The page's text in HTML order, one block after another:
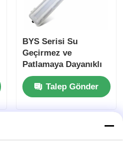
BYS Serisi Su
Geçirmez ve
Patlamaya Dayanıklı
Korozyon Önleyici
Floresan / LED Lamba
Talep Gönder